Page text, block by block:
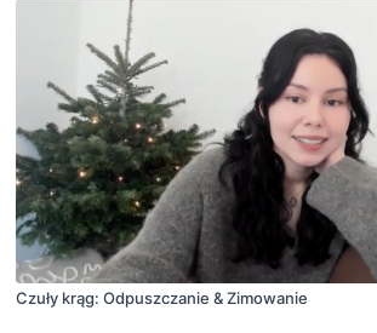
Czuły krąg: Odpuszczanie & Zimowanie